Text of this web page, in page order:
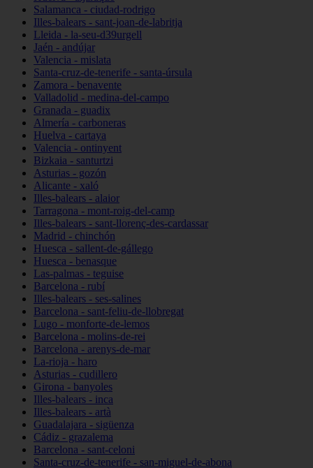
Salamanca - ciudad-rodrigo
Illes-balears - sant-joan-de-labritja
Lleida - la-seu-d39urgell
Jaén - andújar
Valencia - mislata
Santa-cruz-de-tenerife - santa-úrsula
Zamora - benavente
Valladolid - medina-del-campo
Granada - guadix
Almería - carboneras
Huelva - cartaya
Valencia - ontinyent
Bizkaia - santurtzi
Asturias - gozón
Alicante - xaló
Illes-balears - alaior
Tarragona - mont-roig-del-camp
Illes-balears - sant-llorenç-des-cardassar
Madrid - chinchón
Huesca - sallent-de-gállego
Huesca - benasque
Las-palmas - teguise
Barcelona - rubí
Illes-balears - ses-salines
Barcelona - sant-feliu-de-llobregat
Lugo - monforte-de-lemos
Barcelona - molins-de-rei
Barcelona - arenys-de-mar
La-rioja - haro
Asturias - cudillero
Girona - banyoles
Illes-balears - inca
Illes-balears - artà
Guadalajara - sigüenza
Cádiz - grazalema
Barcelona - sant-celoni
Santa-cruz-de-tenerife - san-miguel-de-abona